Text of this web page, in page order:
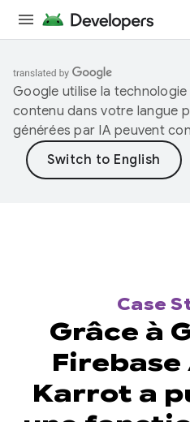
Google utilise la
contenu dans votre langue
générées par IA peuvent
Case
Grâce à
Firebase
Karrot a